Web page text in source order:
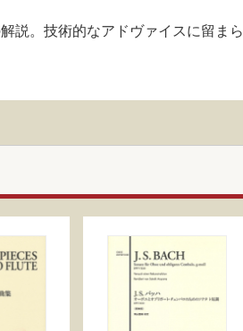
説。技術的なアドヴァイスに留まら